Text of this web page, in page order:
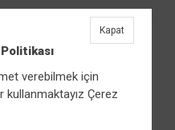
Mehmet Bayraktar
Ankara
585 10 00
verebilmek için
Çerez
Kapat